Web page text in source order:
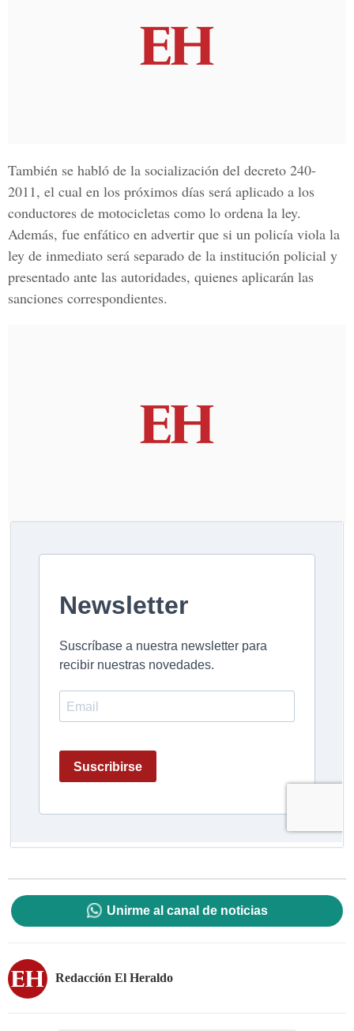
También se habló de la socialización del decreto 240-
2011, el cual en los próximos días será aplicado a los
conductores de motocicletas como lo ordena la ley.
Además, fue enfático en advertir que si un policía viola la
ley de inmediato será separado de la institución policial y
presentado ante las autoridades, quienes aplicarán las
sanciones correspondientes.
Unirme al canal de noticias
Redacción El Heraldo